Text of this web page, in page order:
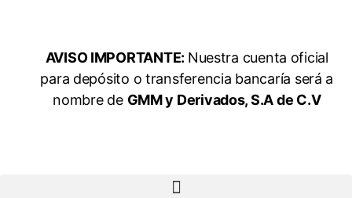
AVISO IMPORTANTE: Nuestra cuenta oficial
para depósito o transferencia bancaría será a
nombre de GMM y Derivados, S.A de C.V